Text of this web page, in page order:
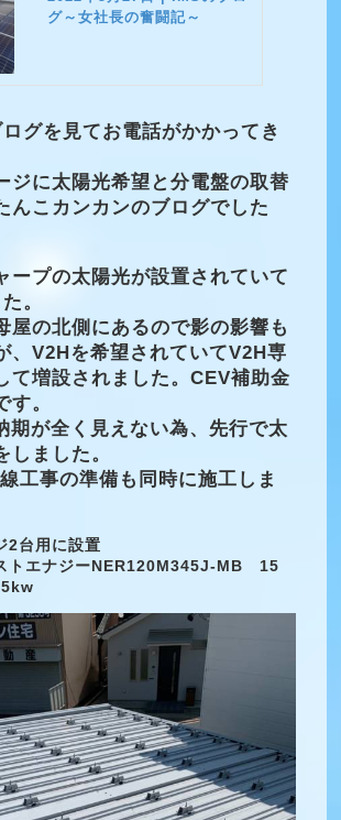
グ～女社長の奮闘記～
グを見てお電話がかかってき
ジに太陽光希望と分電盤の取替
んこカンカンのブログでした
ープの太陽光が設置されていて
。
屋の北側にあるので影の影響も
、V2Hを希望されていてV2H専
て増設されました。CEV補助金
す。
期が全く見えない為、先行で太
しました。
工事の準備も同時に施工しま
2台用に設置
トエナジーNER120M345J-MB 15